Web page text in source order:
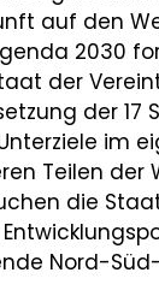
auf den
2030
der
der 17
im
Teilen der
die
Nord-